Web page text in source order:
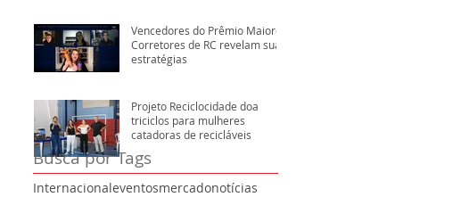
Busca por Tags
Internacionaleventosmercadonotícias
Vencedores do Prêmio Maiores
Corretores de RC revelam suas
estratégias
Projeto Reciclocidade doa
triciclos para mulheres
catadoras de recicláveis